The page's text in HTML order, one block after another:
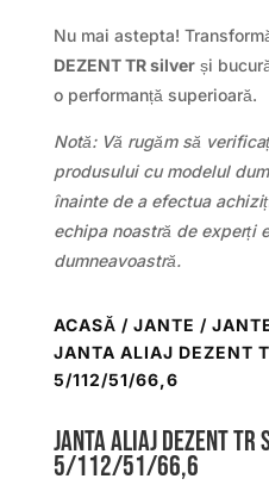
Nu mai astepta!
DEZENT TR silverși
o performanță superioară.
Notă: Vă rugăm să
produsului cu modelul
înainte de a efectua
echipa noastră de experți
dumneavoastră.
ACASĂ / JANTE /
JANTA ALIAJ DEZENT
5/112/51/66,6
Janta aliaj DEZENT
5/112/51/66,6